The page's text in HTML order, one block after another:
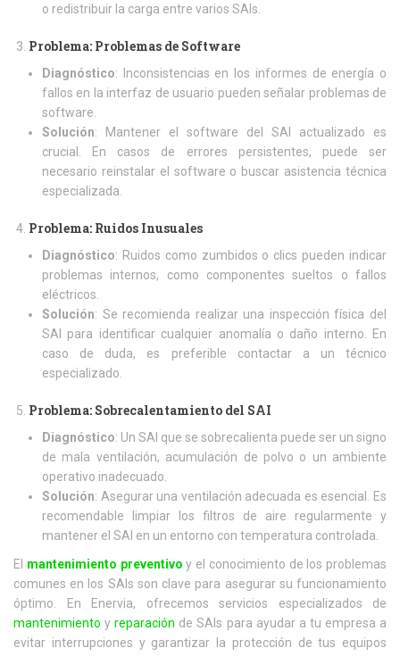
o redistribuir la carga entre varios SAIs.
Problema: Problemas de Software
Diagnóstico: Inconsistencias en los informes de energía o
fallos en la interfaz de usuario pueden señalar problemas de
software.
Solución: Mantener el software del SAI actualizado es
crucial. En casos de errores persistentes, puede ser
necesario reinstalar el software o buscar asistencia técnica
especializada.
Problema: Ruidos Inusuales
Diagnóstico: Ruidos como zumbidos o clics pueden indicar
problemas internos, como componentes sueltos o fallos
eléctricos.
Solución: Se recomienda realizar una inspección física del
SAI para identificar cualquier anomalía o daño interno. En
caso de duda, es preferible contactar a un técnico
especializado.
Problema: Sobrecalentamiento del SAI
Diagnóstico: Un SAI que se sobrecalienta puede ser un signo
de mala ventilación, acumulación de polvo o un ambiente
operativo inadecuado.
Solución: Asegurar una ventilación adecuada es esencial. Es
recomendable limpiar los filtros de aire regularmente y
mantener el SAI en un entorno con temperatura controlada.
El mantenimiento preventivo y el conocimiento de los problemas
comunes en los SAIs son clave para asegurar su funcionamiento
óptimo. En Enervia, ofrecemos servicios especializados de
mantenimiento yreparación de SAIs para ayudar a tu empresa a
evitar interrupciones y garantizar la protección de tus equipos